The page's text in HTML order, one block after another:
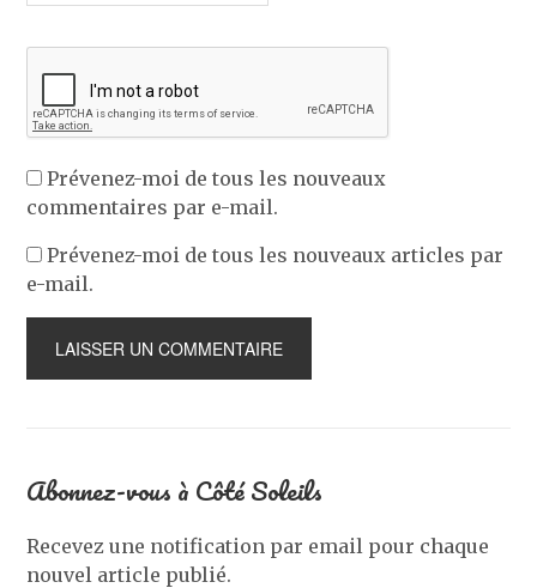
Prévenez-moi de tous les nouveaux
commentaires par e-mail.
Prévenez-moi de tous les nouveaux articles par
e-mail.
Abonnez-vous à Côté Soleils
Recevez une notification par email pour chaque
nouvel article publié.